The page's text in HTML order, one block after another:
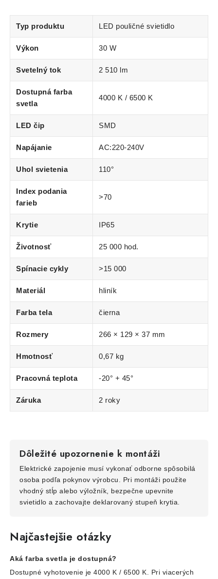
Typ produktu LED pouličné svietidlo
Výkon 30 W
Svetelný tok 2 510 lm
Dostupná farba
svetla
4000 K / 6500 K
LED čip SMD
Napájanie AC:220-240V
Uhol svietenia 110°
Index podania
farieb
>70
Krytie IP65
Životnosť 25 000 hod.
Spínacie cykly >15 000
Materiál hliník
Farba tela čierna
Rozmery 266 × 129 × 37 mm
Hmotnosť 0,67 kg
Pracovná teplota -20° + 45°
Záruka 2 roky
Dôležité upozornenie k montáži
Elektrické zapojenie musí vykonať odborne spôsobilá
osoba podľa pokynov výrobcu. Pri montáži použite
vhodný stĺp alebo výložník, bezpečne upevnite
svietidlo a zachovajte deklarovaný stupeň krytia.
Najčastejšie otázky
Aká farba svetla je dostupná?
Dostupné vyhotovenie je 4000 K / 6500 K. Pri viacerých